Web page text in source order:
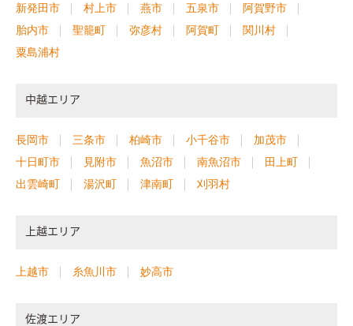
新発田市 村上市 燕市 五泉市
阿賀野市
胎内市
聖籠町 弥彦村 阿賀町
関川村
粟島浦村
中越エリア
長岡市 三条市 柏崎市 小千谷市
加茂市
十日町市
見附市 魚沼市 南魚沼市
田上町
出雲崎町
湯沢町 津南町 刈羽村
上越エリア
上越市 糸魚川市 妙高市
佐渡エリア